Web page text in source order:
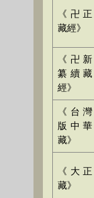
《卍正
藏經》
《卍新
纂續藏
經》
《台灣
版中華
藏》
《大正
藏》